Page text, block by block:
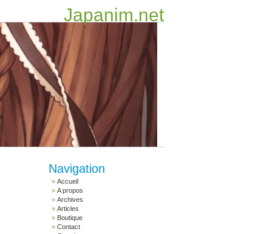
Japanim.net
Navigation
Accueil
A propos
Archives
Articles
Boutique
Contact